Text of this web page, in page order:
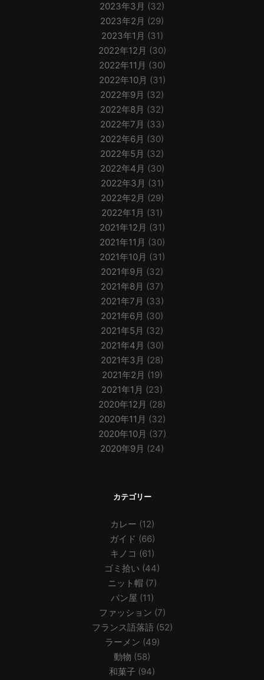
2023年3月 (32)
2023年2月 (29)
2023年1月 (31)
2022年12月 (30)
2022年11月 (30)
2022年10月 (31)
2022年9月 (32)
2022年8月 (32)
2022年7月 (33)
2022年6月 (30)
2022年5月 (32)
2022年4月 (30)
2022年3月 (31)
2022年2月 (29)
2022年1月 (31)
2021年12月 (31)
2021年11月 (30)
2021年10月 (31)
2021年9月 (32)
2021年8月 (37)
2021年7月 (33)
2021年6月 (30)
2021年5月 (32)
2021年4月 (30)
2021年3月 (28)
2021年2月 (19)
2021年1月 (23)
2020年12月 (28)
2020年11月 (32)
2020年10月 (37)
2020年9月 (24)
カテゴリー
カレー (12)
ガイド (66)
キノコ (61)
ゴミ拾い (44)
ニット帽 (7)
パン屋 (11)
ファッション (7)
フランス語落語 (52)
ラーメン (49)
動物 (58)
和菓子 (94)